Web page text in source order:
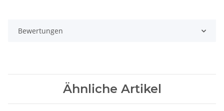
Bewertungen
Ähnliche Artikel